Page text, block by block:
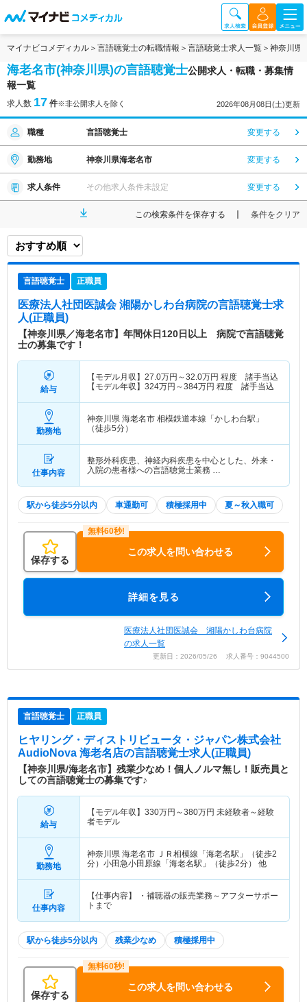
マイナビコメディカル 言語聴覚士の転職情報 言語聴覚士求人一覧 神奈川県
海老名市(神奈川県)の言語聴覚士公開求人・転職・募集情
報一覧
求人数 17 件※非公開求人を除く 2026年08月08日(土)更新
職種 言語聴覚士 変更する
勤務地 神奈川県海老名市 変更する
求人条件 その他求人条件未設定 変更する
この検索条件を保存する 条件をクリア
言語聴覚士 正職員
医療法人社団医誠会 湘陽かしわ台病院の言語聴覚士求
人(正職員)
【神奈川県／海老名市】年間休日120日以上 病院で言語聴覚
士の募集です！
給与
【モデル月収】 27.0万円～32.0万円 程度 諸手当込
【モデル年収】 324万円～384万円 程度 諸手当込
勤務地
神奈川県 海老名市 相模鉄道本線「かしわ台駅」
（徒歩5分）
仕事内容
整形外科疾患、神経内科疾患を中心とした、外来・
入院の患者様への言語聴覚士業務 …
駅から徒歩5分以内 車通勤可 積極採用中 夏～秋入職可
保存する
この求人を問い合わせる
詳細を見る
医療法人社団医誠会 湘陽かしわ台病院
の求人一覧
更新日：2026/05/26 求人番号：9044500
言語聴覚士 正職員
ヒヤリング・ディストリビュータ・ジャパン株式会社
AudioNova 海老名店の言語聴覚士求人(正職員)
【神奈川県/海老名市】残業少なめ！個人ノルマ無し！販売員と
しての言語聴覚士の募集です♪
給与
【モデル年収】 330万円～380万円 未経験者～経験
者モデル
勤務地
神奈川県 海老名市 ＪＲ相模線「海老名駅」（徒歩2
分）小田急小田原線「海老名駅」（徒歩2分） 他
仕事内容
【仕事内容】 ・補聴器の販売業務～アフターサポー
トまで
駅から徒歩5分以内 残業少なめ 積極採用中
保存する
この求人を問い合わせる